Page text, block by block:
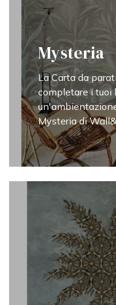
Mysteria
La Carta da
completare i tuoi
Mysteria di